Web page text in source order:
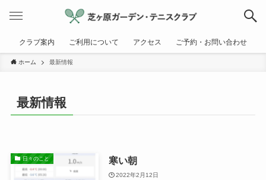
クラブ案内 ご利用について アクセス ご予約・お問い合わせ
ホーム 最新情報
最新情報
日々のこと 寒い朝
2022年2月12日